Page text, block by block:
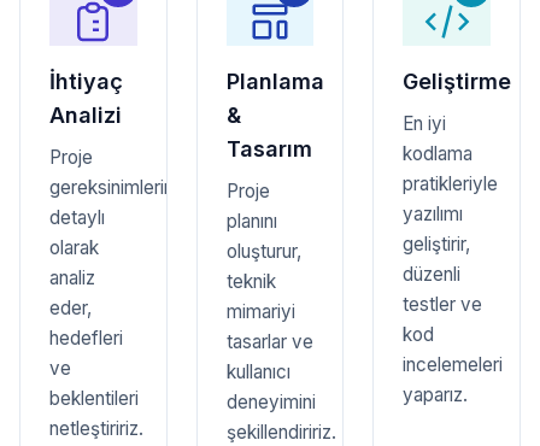
İhtiyaç
Analizi
Proje
gereksinimlerini
detaylı
olarak
analiz
eder,
hedefleri
ve
beklentileri
netleştiririz.
Planlama
&
Tasarım
Proje
planını
oluşturur,
teknik
mimariyi
tasarlar ve
kullanıcı
deneyimini
şekillendiririz.
Geliştirme
En iyi
kodlama
pratikleriyle
yazılımı
geliştirir,
düzenli
testler ve
kod
incelemeleri
yaparız.